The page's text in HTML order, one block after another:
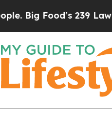
Food’s 239